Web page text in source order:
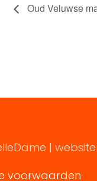
Oud Veluwse
| website
voorwaarden